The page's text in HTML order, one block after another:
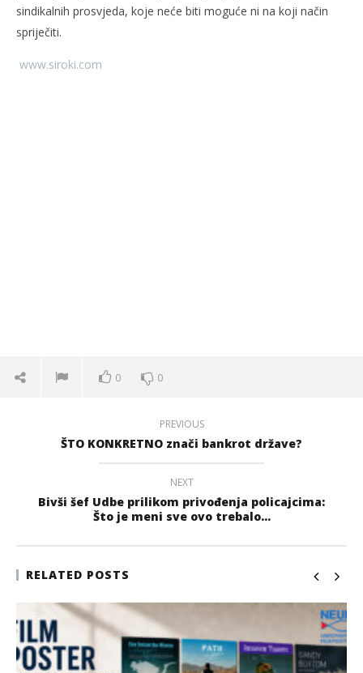
sindikalnih prosvjeda, koje neće biti moguće ni na koji način
spriječiti.
www.siroki.com
0 0
PREVIOUS
ŠTO KONKRETNO znači bankrot države?
NEXT
Bivši šef Udbe prilikom privođenja policajcima:
Što je meni sve ovo trebalo...
RELATED POSTS